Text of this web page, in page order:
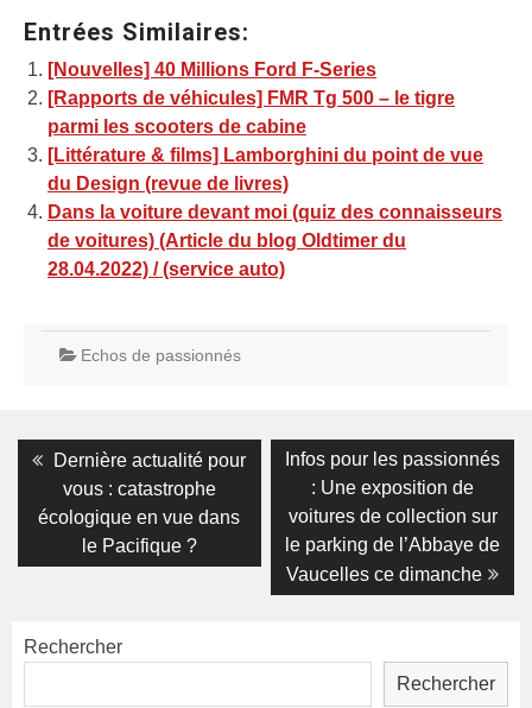
Entrées Similaires:
[Nouvelles] 40 Millions Ford F-Series
[Rapports de véhicules] FMR Tg 500 – le tigre
parmi les scooters de cabine
[Littérature & films] Lamborghini du point de vue
du Design (revue de livres)
Dans la voiture devant moi (quiz des connaisseurs
de voitures) (Article du blog Oldtimer du
28.04.2022) / (service auto)
Echos de passionnés
Navigation
l’article
Previous
post:
Dernière actualité pour
vous : catastrophe
écologique en vue dans
le Pacifique ?
Next
post:
Infos pour les passionnés
: Une exposition de
voitures de collection sur
le parking de l’Abbaye de
Vaucelles ce dimanche
Rechercher
Rechercher